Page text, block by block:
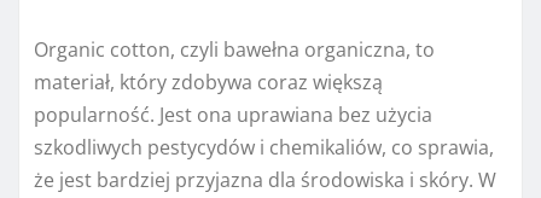
Organic cotton, czyli bawełna organiczna, to
materiał, który zdobywa coraz większą
popularność. Jest ona uprawiana bez użycia
szkodliwych pestycydów i chemikaliów, co sprawia,
że jest bardziej przyjazna dla środowiska i skóry. W